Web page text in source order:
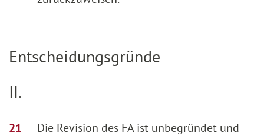
Entscheidungsgründe
II.
Die Revision des FA ist unbegründet und